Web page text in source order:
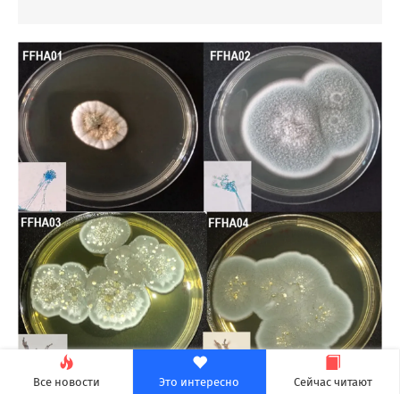
Все новости Это интересно Сейчас читают